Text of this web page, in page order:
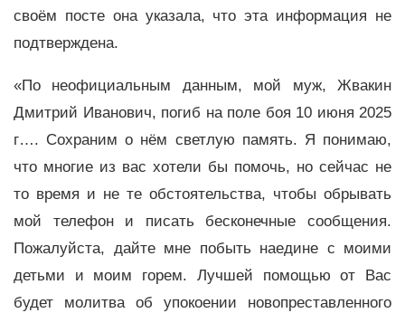
своём посте она указала, что эта информация не
подтверждена.
«По неофициальным данным, мой муж, Жвакин
Дмитрий Иванович, погиб на поле боя 10 июня 2025
г…. Сохраним о нём светлую память. Я понимаю,
что многие из вас хотели бы помочь, но сейчас не
то время и не те обстоятельства, чтобы обрывать
мой телефон и писать бесконечные сообщения.
Пожалуйста, дайте мне побыть наедине с моими
детьми и моим горем. Лучшей помощью от Вас
будет молитва об упокоении новопреставленного